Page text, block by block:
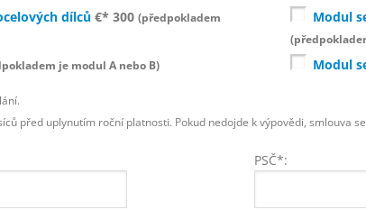
dílců €* 300 (předpokladem
je modul A nebo B)
Modul
Modul
před uplynutím roční platnosti. Pokud nedojde k výpovědi, smlouva
PSČ*: